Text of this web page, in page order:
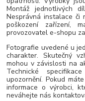
Montáž jednotlivých
Nesprávná instalace či
poškození zařízení,
provozovatel e-shopu
Fotografie uvedené u
charakter. Skutečný
mohou v závislosti na
Technické
upozornění. Pokud
informace o výrobci,
neváhejte nás